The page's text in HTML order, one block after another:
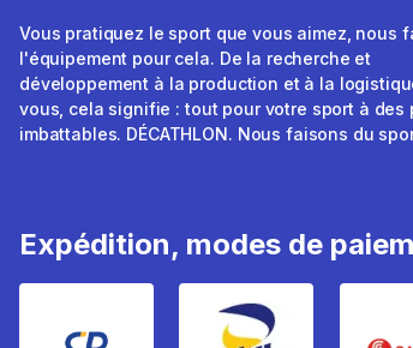
Vous pratiquez le sport que vous aimez, nous
l'équipement pour cela. De la recherche et
développement à la production et à la
vous, cela signifie : tout pour votre sport à des
imbattables. DÉCATHLON. Nous faisons du
Expédition, modes de